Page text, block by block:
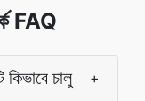
FAQ
চালু
+